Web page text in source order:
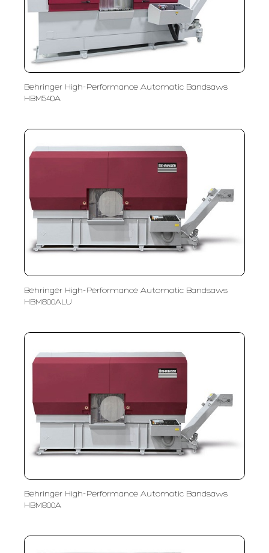
Behringer High-Performance Automatic Bandsaws
HBM540A
Behringer High-Performance Automatic Bandsaws
HBM800ALU
Behringer High-Performance Automatic Bandsaws
HBM800A